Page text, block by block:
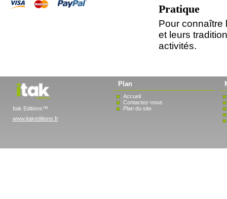
Pratique
Pour connaître
et leurs
activités.
Itak Editions™
www.itakeditions.fr
Plan
Accueil
Contactez-nous
Plan du site